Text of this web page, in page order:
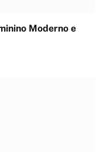
Moderno e